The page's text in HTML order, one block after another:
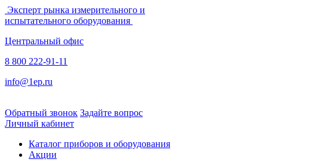
Эксперт рынка измерительного и
испытательного оборудования
Центральный офис
8 800 222-91-11
info@1ep.ru
Обратный звонок Задайте вопрос
Личный кабинет
Каталог приборов и оборудования
Акции